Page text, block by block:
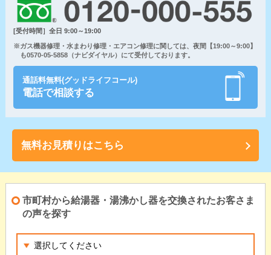
[受付時間］全日 9:00～19:00
※ガス機器修理・水まわり修理・エアコン修理に関しては、夜間【19:00～9:00】
も0570-05-5858（ナビダイヤル）にて受付しております。
通話料無料(グッドライフコール)
電話で相談する
無料お見積りはこちら
市町村から給湯器・湯沸かし器を交換されたお客さま
の声を探す